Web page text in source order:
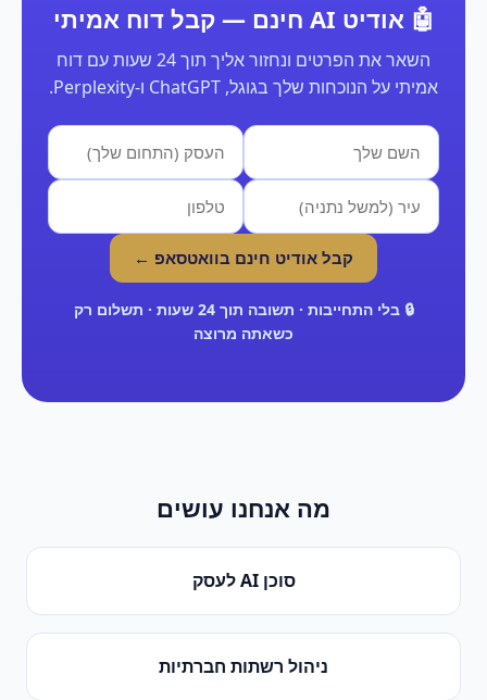
🤖 אודיט AI חינם — קבל דוח אמיתי
השאר את הפרטים ונחזור אליך תוך 24 שעות עם דוח
אמיתי על הנוכחות שלך בגוגל, ChatGPT ו-Perplexity.
קבל אודיט חינם בוואטסאפ ←
🔒 בלי התחייבות · תשובה תוך 24 שעות · תשלום רק
כשאתה מרוצה
מה אנחנו עושים
סוכן AI לעסק
ניהול רשתות חברתיות